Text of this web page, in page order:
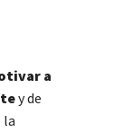
a
y de
la